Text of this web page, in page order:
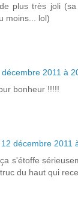
plus très joli
moins... lol)
décembre 2011 à
bonheur !!!!!
12 décembre 2011
s'étoffe
du haut qui